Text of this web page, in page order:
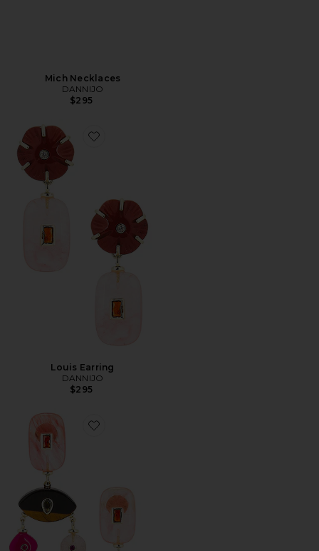
Mich Necklaces
DANNIJO
$295
Favorite Louis Earring
Louis Earring
DANNIJO
$295
Favorite Maribel Earrings